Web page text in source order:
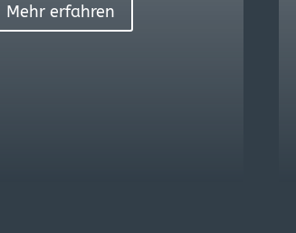
Mehr erfahren